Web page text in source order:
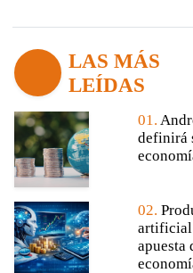
LAS MÁS
LEÍDAS
01.
definirá
02.
artificial
apuesta